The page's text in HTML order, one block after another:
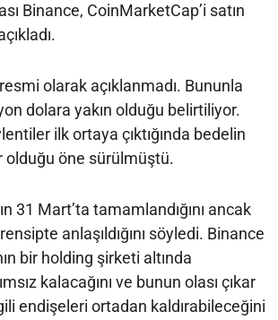
Binance, CoinMarketCap’i satın
olarak açıklanmadı. Bununla
dolara yakın olduğu belirtiliyor.
ilk ortaya çıktığında bedelin
olduğu öne sürülmüştü.
31 Mart’ta tamamlandığını ancak
anlaşıldığını söyledi. Binance
bir holding şirketi altında
kalacağını ve bunun olası çıkar
endişeleri ortadan kaldırabileceğini